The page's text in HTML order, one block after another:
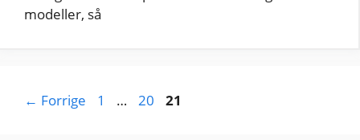
modeller, så
← Forrige Side
1 … Side
20 Side
21